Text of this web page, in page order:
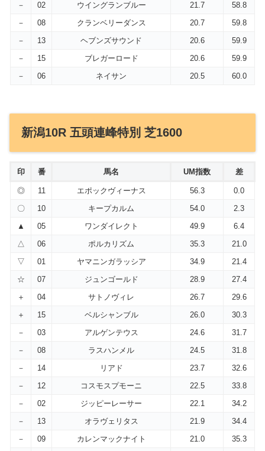
－ 02 ウイングランブルー 21.7
58.8
－
08 クランベリーダンス 20.7
59.8
－
13 ヘブンズサウンド 20.6
59.9
－
15 ブレガーロード 20.6
59.9
－
06 ネイサン 20.5 60.0
新潟10R 五頭連峰特別 芝1600
印 番 馬名 UM指数 差
◎ 11 エポックヴィーナス 56.3
0.0
〇
10 キープカルム 54.0
2.3
▲
05 ワンダイレクト 49.9
6.4
△
06 ポルカリズム 35.3
21.0
▽
01 ヤマニンガラッシア 34.9
21.4
☆
07 ジュンゴールド 28.9
27.4
＋
04 サトノヴィレ 26.7
29.6
＋
15 ベルシャンブル 26.0
30.3
－
03 アルゲンテウス 24.6
31.7
－
08 ラスハンメル 24.5
31.8
－
14 リアド 23.7
32.6
－
12 コスモスプモーニ 22.5
33.8
－
02 ジッピーレーサー 22.1
34.2
－
13 オラヴェリタス 21.9
34.4
－
09 カレンマックナイト 21.0
35.3